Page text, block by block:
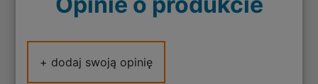
+ dodaj swoją opinię